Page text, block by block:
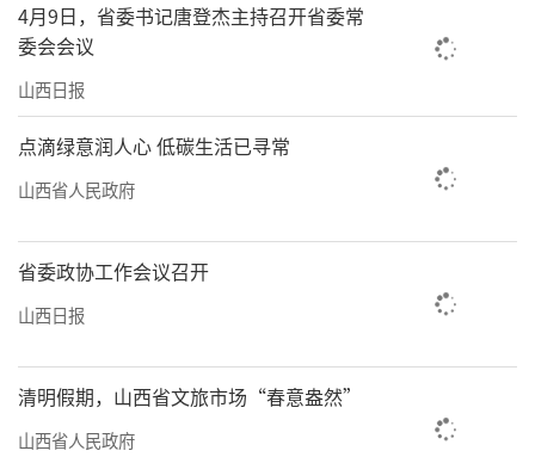
4月9日，省委书记唐登杰主持召开省委常
委会会议
山西日报
点滴绿意润人心 低碳生活已寻常
山西省人民政府
省委政协工作会议召开
山西日报
清明假期，山西省文旅市场“春意盎然”
山西省人民政府